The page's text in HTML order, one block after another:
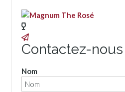
Contactez-nous
Nom